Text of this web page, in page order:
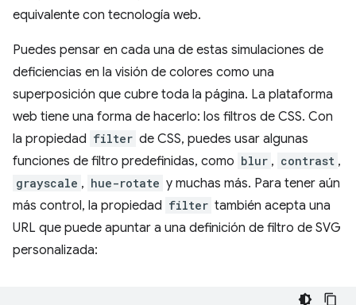
equivalente con tecnología web.
Puedes pensar en cada una de estas simulaciones de
deficiencias en la visión de colores como una
superposición que cubre toda la página. La plataforma
web tiene una forma de hacerlo: los filtros de CSS. Con
la propiedad filter de CSS, puedes usar algunas
funciones de filtro predefinidas, como blur , contrast ,
grayscale , hue-rotate y muchas más. Para tener aún
más control, la propiedad filter también acepta una
URL que puede apuntar a una definición de filtro de SVG
personalizada: